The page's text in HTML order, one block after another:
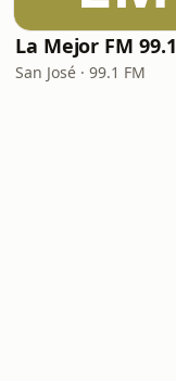
La Mejor FM 99.1
San José · 99.1 FM